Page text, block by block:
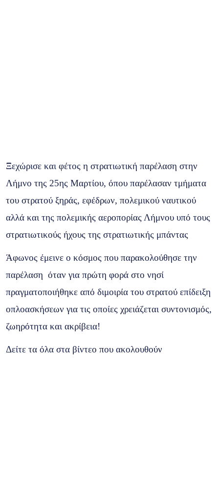
Ξεχώρισε και φέτος η στρατιωτική παρέλαση στην
Λήμνο της 25ης Μαρτίου, όπου παρέλασαν τμήματα
του στρατού ξηράς, εφέδρων, πολεμικού ναυτικού
αλλά και της πολεμικής αεροπορίας Λήμνου υπό τους
στρατιωτικούς ήχους της στρατιωτικής μπάντας
Άφωνος έμεινε ο κόσμος που παρακολούθησε την
παρέλαση όταν για πρώτη φορά στο νησί
πραγματοποιήθηκε από διμοιρία του στρατού επίδειξη
οπλοασκήσεων για τις οποίες χρειάζεται συντονισμός,
ζωηρότητα και ακρίβεια!
Δείτε τα όλα στα βίντεο που ακολουθούν